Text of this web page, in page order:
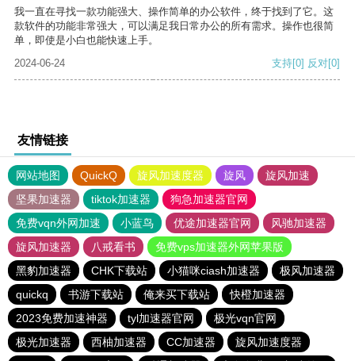
我一直在寻找一款功能强大、操作简单的办公软件，终于找到了它。这
款软件的功能非常强大，可以满足我日常办公的所有需求。操作也很简
单，即使是小白也能快速上手。
2024-06-24
支持[0] 反对[0]
友情链接
网站地图 QuickQ 旋风加速度器 旋风
旋风加速
坚果加速器
tiktok加速器
狗急加速器官网
免费vqn外网加速
小蓝鸟 优途加速器官网
风驰加速器
旋风加速器
八戒看书
免费vps加速器外网苹果版
黑豹加速器
CHK下载站 小猫咪ciash加速器
极风加速器
quickq
书游下载站 俺来买下载站
快橙加速器
2023免费加速神器
tyl加速器官网
极光vqn官网
极光加速器
西柚加速器 CC加速器
旋风加速度器